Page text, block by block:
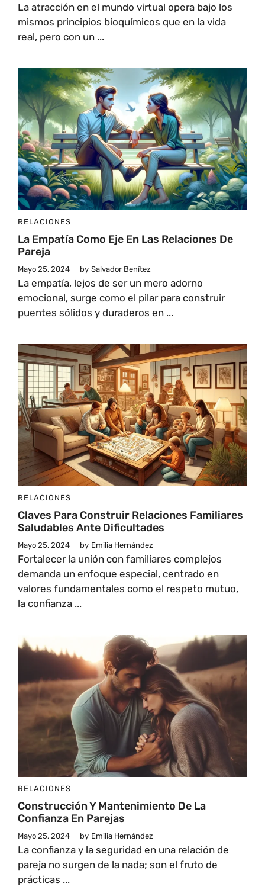
La atracción en el mundo virtual opera bajo los
mismos principios bioquímicos que en la vida
real, pero con un ...
RELACIONES
La Empatía Como Eje En Las Relaciones De
Pareja
Mayo 25, 2024 by Salvador Benítez
La empatía, lejos de ser un mero adorno
emocional, surge como el pilar para construir
puentes sólidos y duraderos en ...
RELACIONES
Claves Para Construir Relaciones Familiares
Saludables Ante Dificultades
Mayo 25, 2024 by Emilia Hernández
Fortalecer la unión con familiares complejos
demanda un enfoque especial, centrado en
valores fundamentales como el respeto mutuo,
la confianza ...
RELACIONES
Construcción Y Mantenimiento De La
Confianza En Parejas
Mayo 25, 2024 by Emilia Hernández
La confianza y la seguridad en una relación de
pareja no surgen de la nada; son el fruto de
prácticas ...